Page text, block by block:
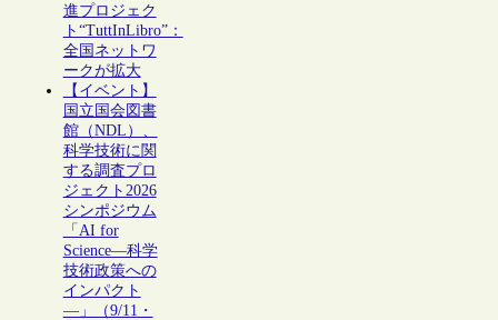
進プロジェク
ト“TuttInLibro”：
全国ネットワ
ークが拡大
【イベント】
国立国会図書
館（NDL）、
科学技術に関
する調査プロ
ジェクト2026
シンポジウム
「AI for
Science―科学
技術政策への
インパクト
―」（9/11・